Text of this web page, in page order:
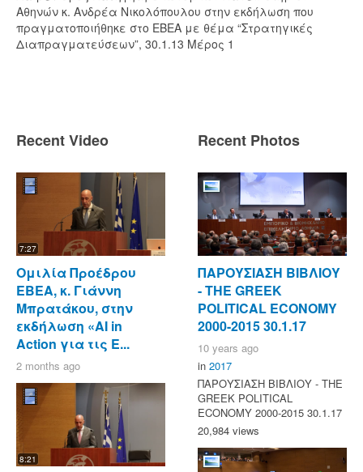
Αθηνών κ. Ανδρέα Νικολόπουλου στην εκδήλωση που
πραγματοποιήθηκε στο ΕΒΕΑ με θέμα “Στρατηγικές
Διαπραγματεύσεων”, 30.1.13 Μέρος 1
Recent Video
7:27
Ομιλία Προέδρου
ΕΒΕΑ, κ. Γιάννη
Μπρατάκου, στην
εκδήλωση «AI in
Action για τις Ε...
2 months ago
8:21
Recent Photos
ΠΑΡΟΥΣΙΑΣΗ ΒΙΒΛΙΟΥ
- ΤΗΕ GREEK
POLITICAL ECONOMY
2000-2015 30.1.17
10 years ago
in 2017
ΠΑΡΟΥΣΙΑΣΗ ΒΙΒΛΙΟΥ - ΤΗΕ
GREEK POLITICAL
ECONOMY 2000-2015 30.1.17
20,984 views